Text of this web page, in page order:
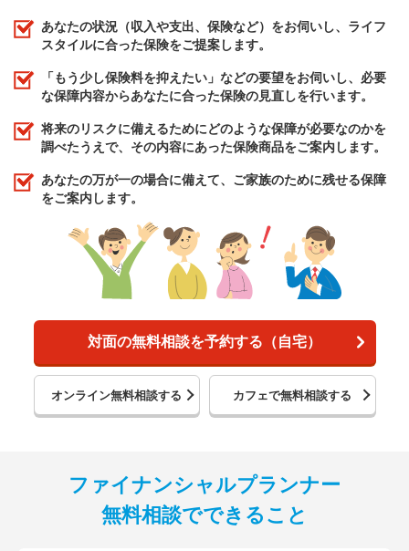
あなたの状況（収入や支出、保険など）をお伺いし、ライフ
スタイルに合った保険をご提案します。
「もう少し保険料を抑えたい」などの要望をお伺いし、必要
な保障内容からあなたに合った保険の見直しを行います。
将来のリスクに備えるためにどのような保障が必要なのかを
調べたうえで、その内容にあった保険商品をご案内します。
あなたの万が一の場合に備えて、ご家族のために残せる保障
をご案内します。
対面の無料相談を予約する（自宅）
オンライン無料相談する カフェで無料相談する
ファイナンシャルプランナー
無料相談でできること